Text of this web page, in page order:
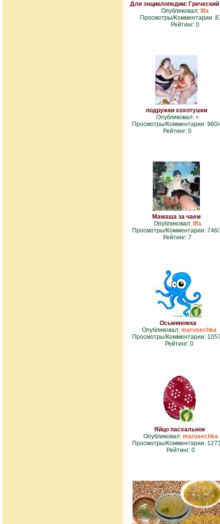
Для энциклопедии: Греческий
Опубликовал:
Ilfa
Просмотры/Комментарии:
Рейтинг: 0
подружки хохотушки
Опубликовал: =
Просмотры/Комментарии: 960/
Рейтинг: 0
Мамаша за чаем
Опубликовал:
Ilfa
Просмотры/Комментарии: 746/
Рейтинг: 7
Осьминожка
Опубликовал: marusechka
Просмотры/Комментарии:
Рейтинг: 0
Яйцо пасхальное
Опубликовал: marusechka
Просмотры/Комментарии:
Рейтинг: 0